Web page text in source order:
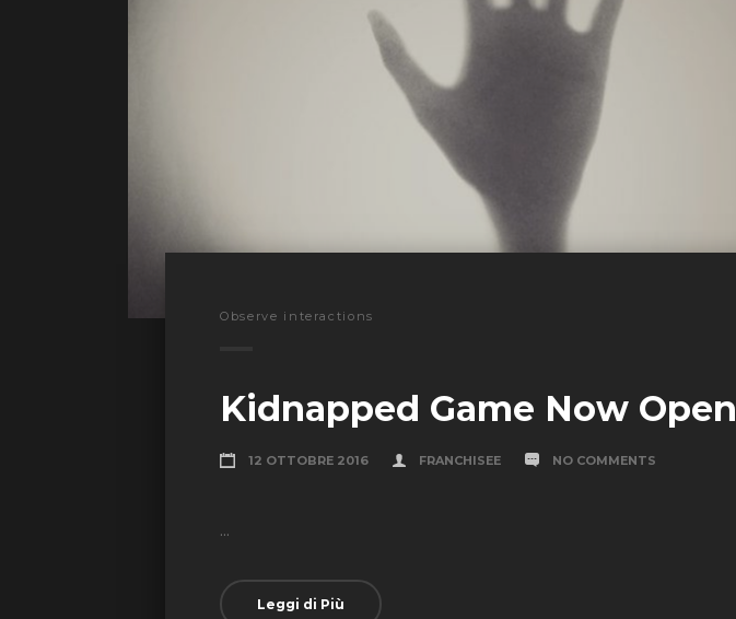
Observe interactions
Kidnapped Game Now Open
12 OTTOBRE 2016 FRANCHISEE NO COMMENTS
...
Leggi di Più